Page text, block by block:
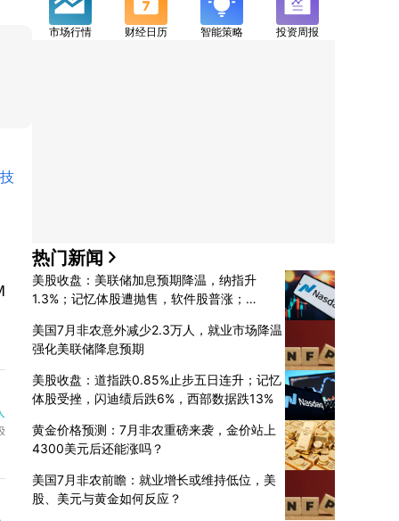
市场行情 财经日历 智能策略 投资周报
热门新闻
美股收盘：美联储加息预期降温，纳指升
1.3%；记忆体股遭抛售，软件股普涨；
美国7月非农意外减少2.3万人，就业市场降温
强化美联储降息预期
美股收盘：道指跌0.85%止步五日连升；记忆
体股受挫，闪迪绩后跌6%，西部数据跌13%
黄金价格预测：7月非农重磅来袭，金价站上
4300美元后还能涨吗？
美国7月非农前瞻：就业增长或维持低位，美
股、美元与黄金如何反应？